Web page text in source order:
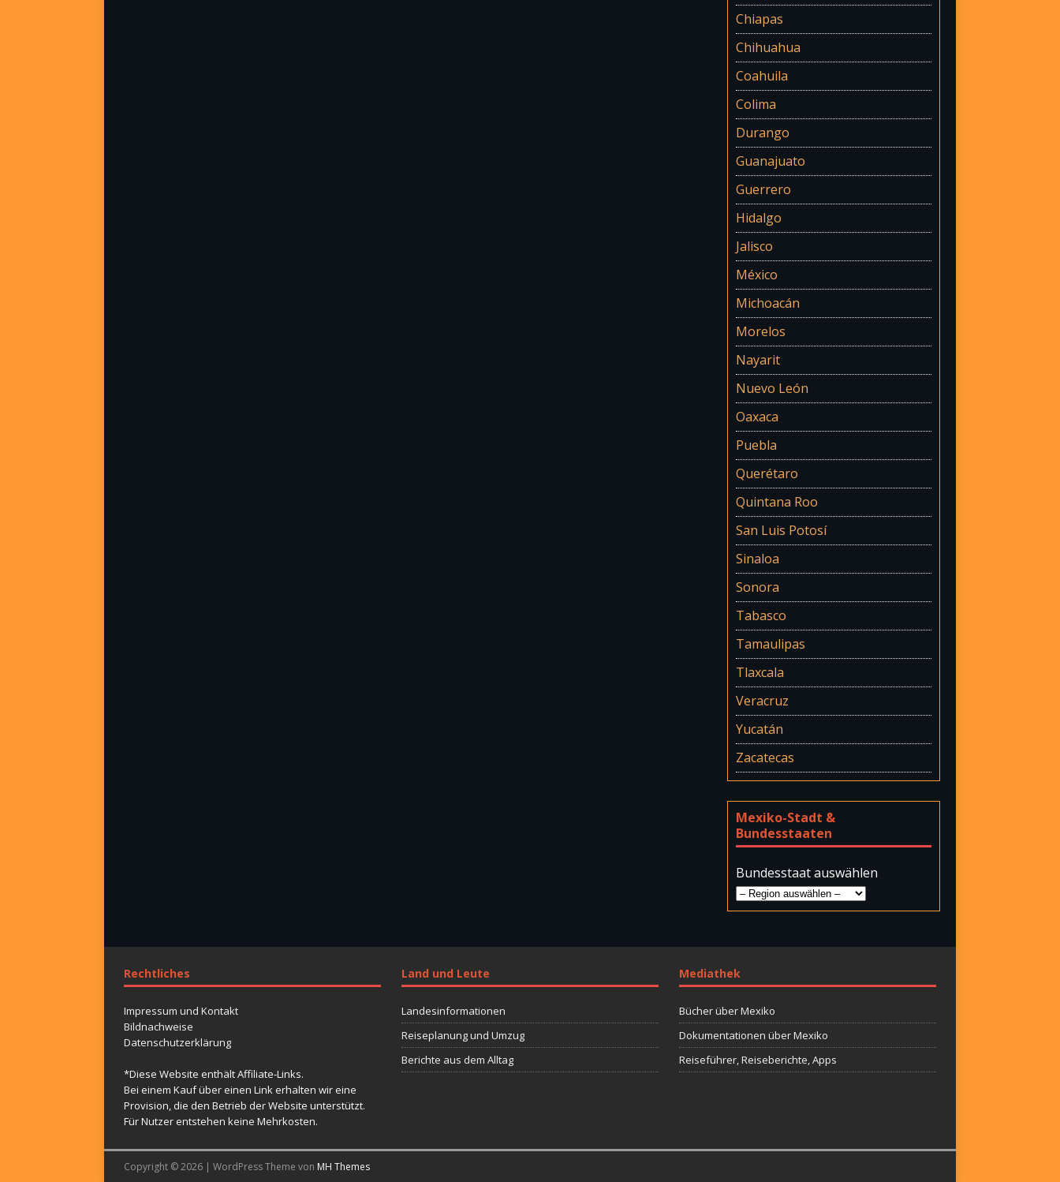
Chiapas
Chihuahua
Coahuila
Colima
Durango
Guanajuato
Guerrero
Hidalgo
Jalisco
México
Michoacán
Morelos
Nayarit
Nuevo León
Oaxaca
Puebla
Querétaro
Quintana Roo
San Luis Potosí
Sinaloa
Sonora
Tabasco
Tamaulipas
Tlaxcala
Veracruz
Yucatán
Zacatecas
Mexiko-Stadt &
Bundesstaaten
Bundesstaat auswählen
Rechtliches
Impressum und Kontakt
Bildnachweise
Datenschutzerklärung
*Diese Website enthält Affiliate-Links.
Bei einem Kauf über einen Link erhalten wir eine
Provision, die den Betrieb der Website unterstützt.
Für Nutzer entstehen keine Mehrkosten.
Land und Leute
Landesinformationen
Reiseplanung und Umzug
Berichte aus dem Alltag
Mediathek
Bücher über Mexiko
Dokumentationen über Mexiko
Reiseführer, Reiseberichte, Apps
Copyright © 2026 | WordPress Theme von MH Themes